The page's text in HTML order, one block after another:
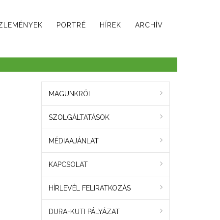
PORTRÉ HÍREK ARCHÍV
MAGUNKRÓL
SZOLGÁLTATÁSOK
MÉDIAAJÁNLAT
KAPCSOLAT
HÍRLEVÉL FELIRATKOZÁS
DURA-KUTI PÁLYÁZAT